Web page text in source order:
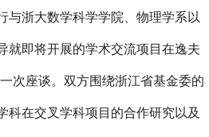
与浙大数学科学学院、物理学系以
就即将开展的学术交流项目在逸夫
次座谈。双方围绕浙江省基金委的
科在交叉学科项目的合作研究以及